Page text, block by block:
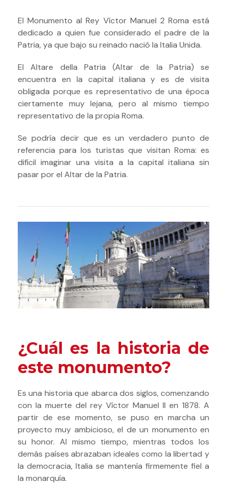
El Monumento al Rey Víctor Manuel 2 Roma está
dedicado a quien fue considerado el padre de la
Patria, ya que bajo su reinado nació la Italia Unida.
El Altare della Patria (Altar de la Patria) se
encuentra en la capital italiana y es de visita
obligada porque es representativo de una época
ciertamente muy lejana, pero al mismo tiempo
representativo de la propia Roma.
Se podría decir que es un verdadero punto de
referencia para los turistas que visitan Roma: es
difícil imaginar una visita a la capital italiana sin
pasar por el Altar de la Patria.
¿Cuál es la historia de
este monumento?
Es una historia que abarca dos siglos, comenzando
con la muerte del rey Víctor Manuel II en 1878. A
partir de ese momento, se puso en marcha un
proyecto muy ambicioso, el de un monumento en
su honor. Al mismo tiempo, mientras todos los
demás países abrazaban ideales como la libertad y
la democracia, Italia se mantenía firmemente fiel a
la monarquía.